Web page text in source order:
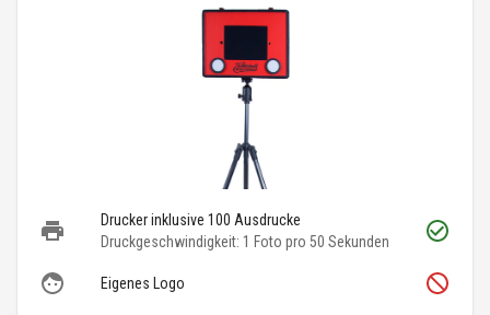
Drucker inklusive 100 Ausdrucke
Druckgeschwindigkeit: 1 Foto pro 50 Sekunden
Eigenes Logo